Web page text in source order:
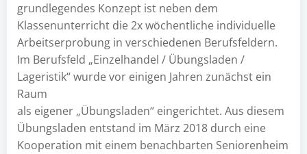
grundlegendes Konzept ist neben dem
Klassenunterricht die 2x wöchentliche individuelle
Arbeitserprobung in verschiedenen Berufsfeldern.
Im Berufsfeld „Einzelhandel / Übungsladen /
Lageristik“ wurde vor einigen Jahren zunächst ein
Raum
als eigener „Übungsladen“ eingerichtet. Aus diesem
Übungsladen entstand im März 2018 durch eine
Kooperation mit einem benachbarten Seniorenheim